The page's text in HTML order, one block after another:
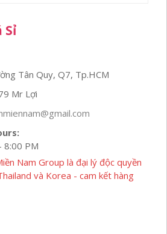
Sỉ
Tân Quy, Q7, Tp.HCM
Mr Lợi
8:00 PM
Nam Group là đại lý độc quyền
và Korea - cam kết hàng